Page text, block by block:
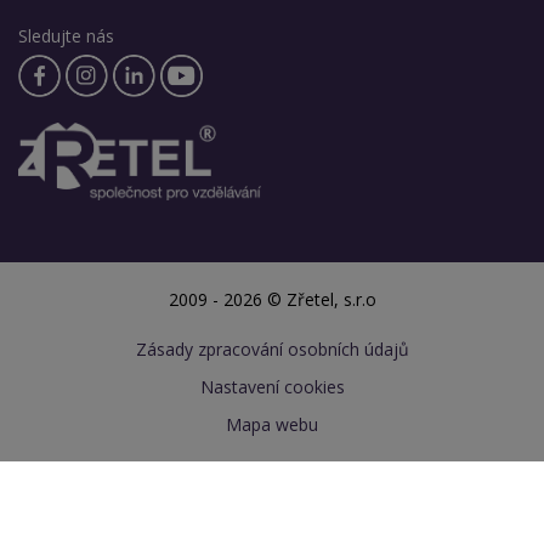
Sledujte nás
2009 - 2026 © Zřetel, s.r.o
Zásady zpracování osobních údajů
Nastavení cookies
Mapa webu